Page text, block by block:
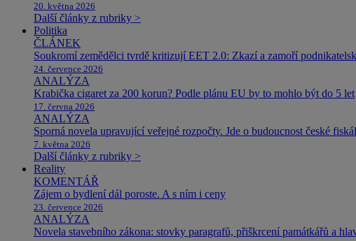
20. května 2026
Další články z rubriky >
Politika
ČLÁNEK
Soukromí zemědělci tvrdě kritizují EET 2.0: Zkazí a zamoří
24. července 2026
ANALÝZA
Krabička cigaret za 200 korun? Podle plánu EU by to mohlo být do 5 let
17. června 2026
ANALÝZA
Sporná novela upravující veřejné rozpočty. Jde o budoucnost české
7. května 2026
Další články z rubriky >
Reality
KOMENTÁŘ
Zájem o bydlení dál poroste. A s ním i ceny
23. července 2026
ANALÝZA
Novela stavebního zákona: stovky paragrafů, přiškrcení památkářů a